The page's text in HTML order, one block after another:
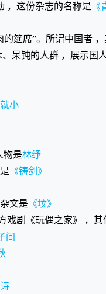
，这份杂志的名称是 《
筵席”。所谓中国者
呆钝的人群 ，展示国
小
物是林纾
《铸剑》
文是 《坟》
戏剧《玩偶之家》 ，其
间